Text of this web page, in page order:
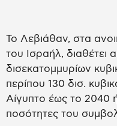
Το Λεβιάθαν, στα
του Ισραήλ, διαθέτει
δισεκατομμυρίων
περίπου 130 δισ.
Αίγυπτο έως το 2040
ποσότητες του